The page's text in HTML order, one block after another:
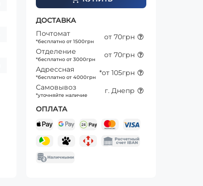
ДОСТАВКА
Почтомат
*бесплатно от 1500грн
от 70грн
Отделение
*бесплатно от 3000грн
от 70грн
Адрессная
*бесплатно от 4000грн
*от 105грн
Самовывоз
*уточняйте наличие
г. Днепр
ОПЛАТА